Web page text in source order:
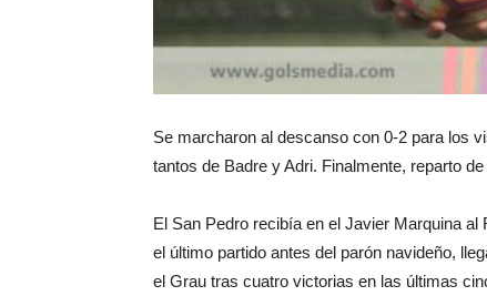
Se marcharon al descanso con 0-2 para los
tantos de Badre y Adri. Finalmente, reparto
El San Pedro recibía en el Javier Marquina
el último partido antes del parón navideño,
el Grau tras cuatro victorias en las últimas